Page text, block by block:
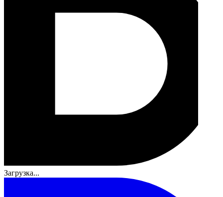
Загрузка...